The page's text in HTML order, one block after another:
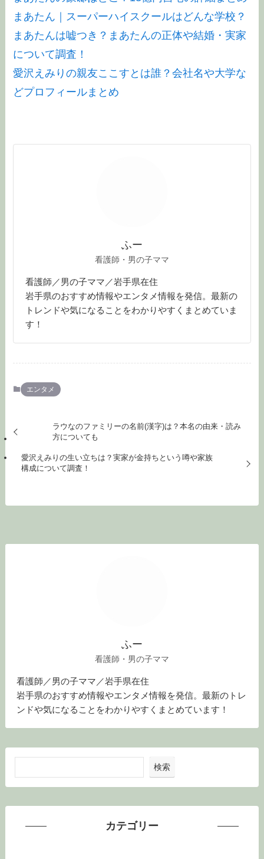
まあたん｜スーパーハイスクールはどんな学校？
まあたんは嘘つき？まあたんの正体や結婚・実家
について調査！
愛沢えみりの親友ここすとは誰？会社名や大学な
どプロフィールまとめ
ふー
看護師・男の子ママ
看護師／男の子ママ／岩手県在住
岩手県のおすすめ情報やエンタメ情報を発信。最新の
トレンドや気になることをわかりやすくまとめていま
す！
エンタメ
ラウなのファミリーの名前(漢字)は？本名の由来・読み
方についても
愛沢えみりの生い立ちは？実家が金持ちという噂や家族
構成について調査！
ふー
看護師・男の子ママ
看護師／男の子ママ／岩手県在住
岩手県のおすすめ情報やエンタメ情報を発信。最新のトレ
ンドや気になることをわかりやすくまとめています！
検索
カテゴリー